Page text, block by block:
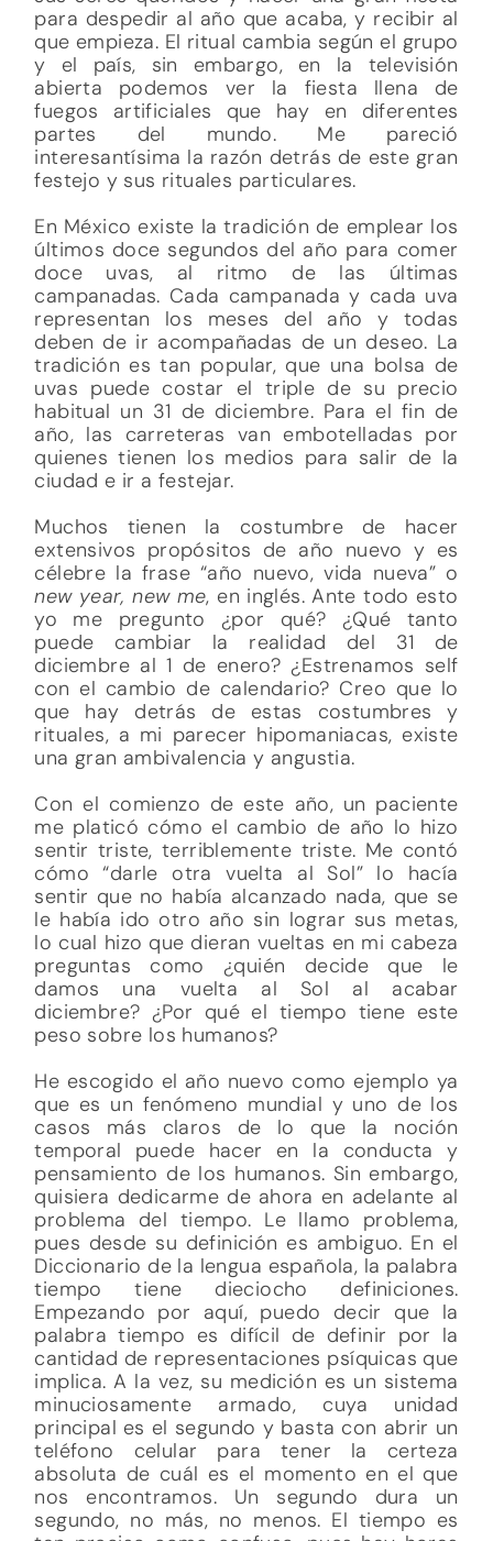
para despedir al año que acaba, y recibir al
que empieza. El ritual cambia según el grupo
y el país, sin embargo, en la televisión
abierta podemos ver la fiesta llena de
fuegos artificiales que hay en diferentes
partes del mundo. Me pareció
interesantísima la razón detrás de este gran
festejo y sus rituales particulares.
En México existe la tradición de emplear los
últimos doce segundos del año para comer
doce uvas, al ritmo de las últimas
campanadas. Cada campanada y cada uva
representan los meses del año y todas
deben de ir acompañadas de un deseo. La
tradición es tan popular, que una bolsa de
uvas puede costar el triple de su precio
habitual un 31 de diciembre. Para el fin de
año, las carreteras van embotelladas por
quienes tienen los medios para salir de la
ciudad e ir a festejar.
Muchos tienen la costumbre de hacer
extensivos propósitos de año nuevo y es
célebre la frase “año nuevo, vida nueva” o
new year, new me, en inglés. Ante todo esto
yo me pregunto ¿por qué? ¿Qué tanto
puede cambiar la realidad del 31 de
diciembre al 1 de enero? ¿Estrenamos self
con el cambio de calendario? Creo que lo
que hay detrás de estas costumbres y
rituales, a mi parecer hipomaniacas, existe
una gran ambivalencia y angustia.
Con el comienzo de este año, un paciente
me platicó cómo el cambio de año lo hizo
sentir triste, terriblemente triste. Me contó
cómo “darle otra vuelta al Sol” lo hacía
sentir que no había alcanzado nada, que se
le había ido otro año sin lograr sus metas,
lo cual hizo que dieran vueltas en mi cabeza
preguntas como ¿quién decide que le
damos una vuelta al Sol al acabar
diciembre? ¿Por qué el tiempo tiene este
peso sobre los humanos?
He escogido el año nuevo como ejemplo ya
que es un fenómeno mundial y uno de los
casos más claros de lo que la noción
temporal puede hacer en la conducta y
pensamiento de los humanos. Sin embargo,
quisiera dedicarme de ahora en adelante al
problema del tiempo. Le llamo problema,
pues desde su definición es ambiguo. En el
Diccionario de la lengua española, la palabra
tiempo tiene dieciocho definiciones.
Empezando por aquí, puedo decir que la
palabra tiempo es difícil de definir por la
cantidad de representaciones psíquicas que
implica. A la vez, su medición es un sistema
minuciosamente armado, cuya unidad
principal es el segundo y basta con abrir un
teléfono celular para tener la certeza
absoluta de cuál es el momento en el que
nos encontramos. Un segundo dura un
segundo, no más, no menos. El tiempo es